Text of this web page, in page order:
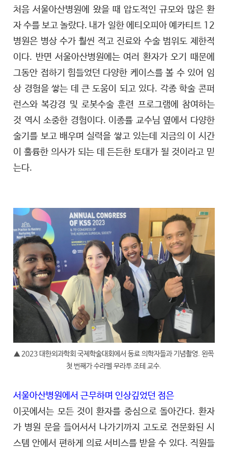
처음 서울아산병원에 왔을 때 압도적인 규모와 많은 환
자 수를 보고 놀랐다. 내가 일한 에티오피아 예카티트 12
병원은 병상 수가 훨씬 적고 진료와 수술 범위도 제한적
이다. 반면 서울아산병원에는 여러 환자가 오기 때문에
그동안 접하기 힘들었던 다양한 케이스를 볼 수 있어 임
상 경험을 쌓는 데 큰 도움이 되고 있다. 각종 학술 콘퍼
런스와 복강경 및 로봇수술 훈련 프로그램에 참여하는
것 역시 소중한 경험이다. 이종률 교수님 옆에서 다양한
술기를 보고 배우며 실력을 쌓고 있는데 지금의 이 시간
이 훌륭한 의사가 되는 데 든든한 토대가 될 것이라고 믿
는다.
▲ 2023 대한외과학회 국제학술대회에서 동료 의학자들과 기념촬영. 왼쪽
첫 번째가 수라펠 무라투 조테 교수.
서울아산병원에서 근무하며 인상깊었던 점은
이곳에서는 모든 것이 환자를 중심으로 돌아간다. 환자
가 병원 문을 들어서서 나가기까지 고도로 전문화된 시
스템 안에서 편하게 의료 서비스를 받을 수 있다. 직원들